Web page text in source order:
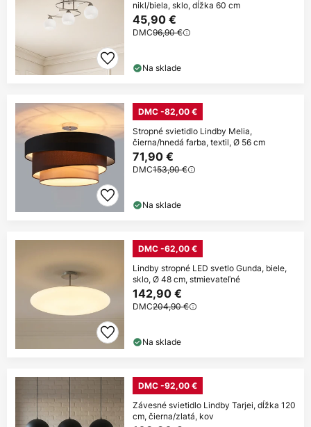
nikl/biela, sklo, dĺžka 60 cm
45,90 €
DMC96,90 €
Na sklade
DMC -82,00 €
Stropné svietidlo Lindby Melia,
čierna/hnedá farba, textil, Ø 56 cm
71,90 €
DMC153,90 €
Na sklade
DMC -62,00 €
Lindby stropné LED svetlo Gunda, biele,
sklo, Ø 48 cm, stmievateľné
142,90 €
DMC204,90 €
Na sklade
DMC -92,00 €
Závesné svietidlo Lindby Tarjei, dĺžka 120
cm, čierna/zlatá, kov